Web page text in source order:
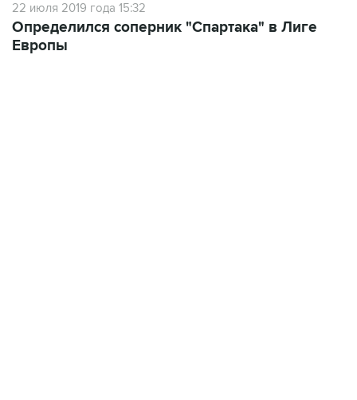
22 июля 2019 года 15:32
Определился соперник "Спартака" в Лиге
Европы